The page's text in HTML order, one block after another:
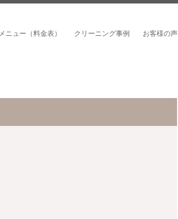
メニュー（料金表） クリーニング事例 お客様の声